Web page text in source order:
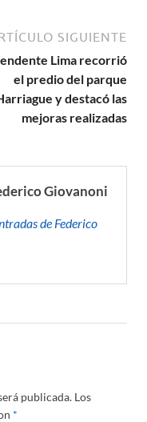
SIGUIENTE
Lima recorrió
el predio del parque
y destacó las
mejoras realizadas
Giovanoni
de Federico
publicada. Los
*